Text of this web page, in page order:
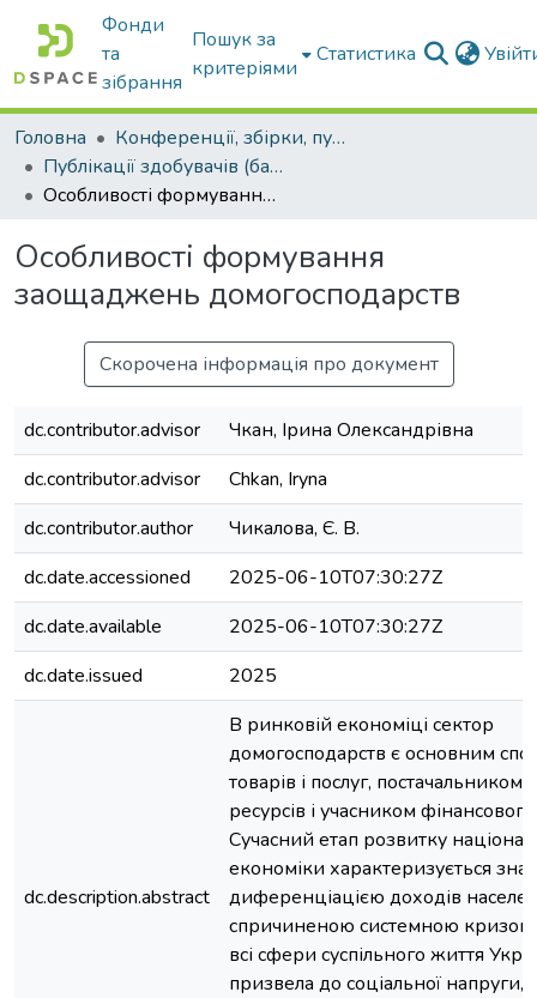
Фонди
та
зібрання
Пошук за
критеріями
Статистика
Головна
Конференції, збірки, публікації молодих вчених і здобувачів : магістрів, бакалаврів, аспірантів.
Публікації здобувачів (бакалаврів. магістрів, аспірантів)
Особливості формування заощаджень домогосподарств
Особливості формування
заощаджень домогосподарств
Скорочена інформація про документ
dc.contributor.advisor
Чкан, Ірина Олександрівна
dc.contributor.advisor
Chkan, Iryna
dc.contributor.author
Чикалова, Є. В.
dc.date.accessioned
2025-06-10T07:30:27Z
dc.date.available
2025-06-10T07:30:27Z
dc.date.issued
2025
dc.description.abstract
В ринковій економіці сектор
домогосподарств є основним
товарів і послуг, постачальником
ресурсів і учасником
Сучасний етап розвитку
економіки характеризується
диференціацією доходів
спричиненою системною
всі сфери суспільного життя
призвела до соціальної